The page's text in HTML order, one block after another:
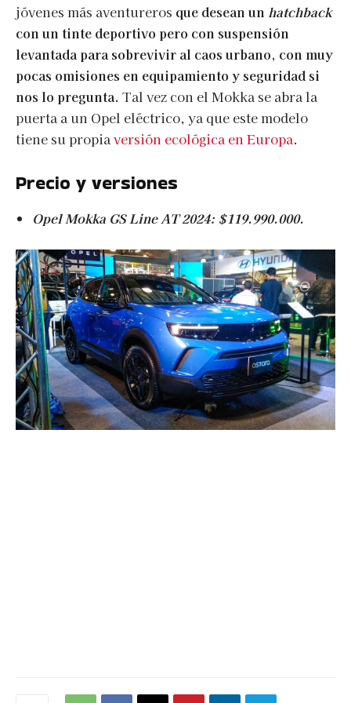
jóvenes más aventureros que desean un hatchback
con un tinte deportivo pero con suspensión
levantada para sobrevivir al caos urbano, con muy
pocas omisiones en equipamiento y seguridad si
nos lo pregunta. Tal vez con el Mokka se abra la
puerta a un Opel eléctrico, ya que este modelo
tiene su propiaversión ecológica en Europa.
Precio y versiones
Opel Mokka GS Line AT 2024: $119.990.000.